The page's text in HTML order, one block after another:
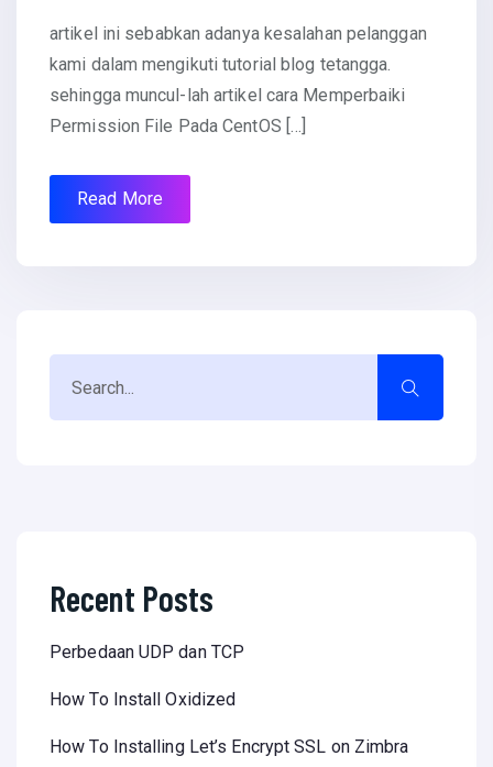
artikel ini sebabkan adanya kesalahan pelanggan
kami dalam mengikuti tutorial blog tetangga.
sehingga muncul-lah artikel cara Memperbaiki
Permission File Pada CentOS […]
Read More
Recent Posts
Perbedaan UDP dan TCP
How To Install Oxidized
How To Installing Let’s Encrypt SSL on Zimbra